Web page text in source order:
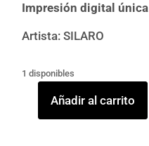
Impresión digital única
Artista: SILARO
1 disponibles
Añadir al carrito